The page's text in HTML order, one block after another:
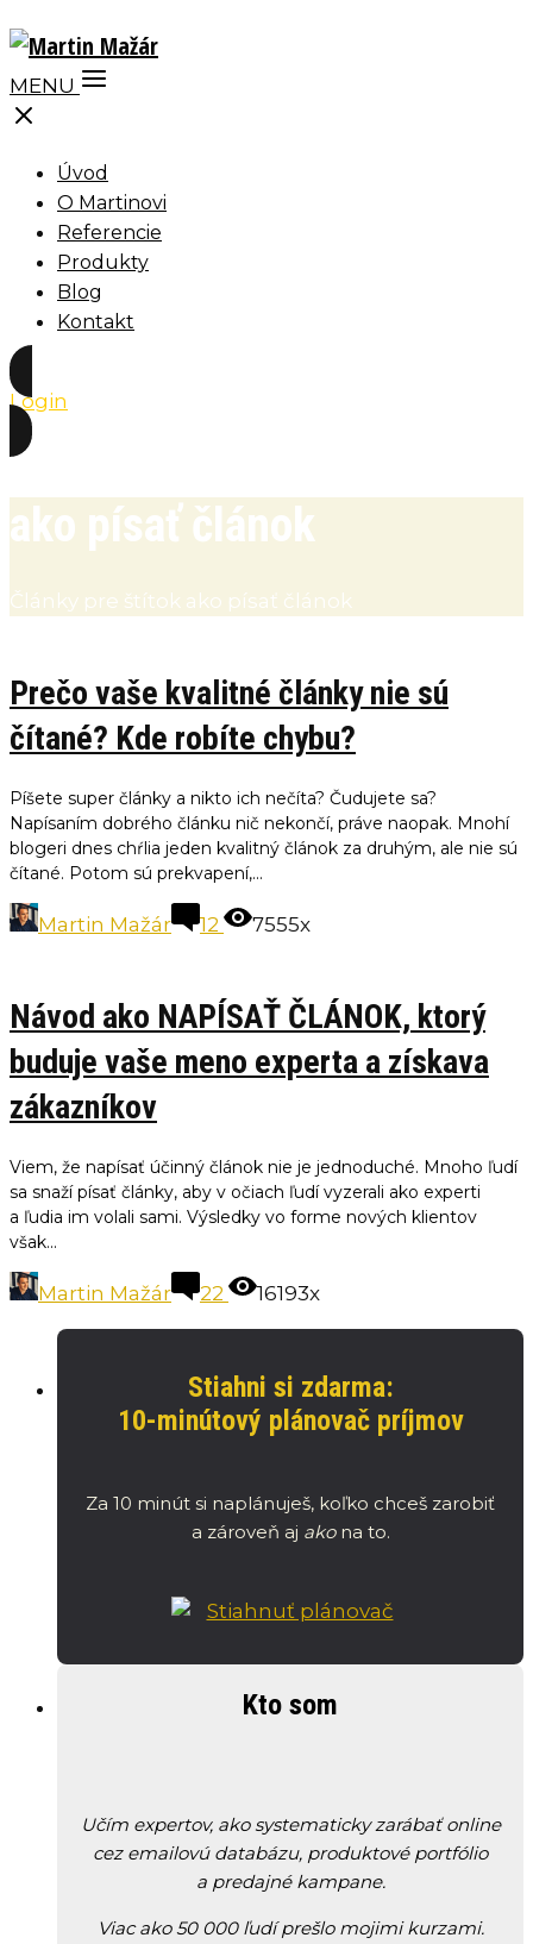
MENU
Úvod
O Martinovi
Referencie
Produkty
Blog
Kontakt
Login
ako písať článok
Články pre štítok ako písať článok
Prečo vaše kvalitné články nie sú
čítané? Kde robíte chybu?
Píšete super články a nikto ich nečíta? Čudujete sa?
Napísaním dobrého článku nič nekončí, práve naopak. Mnohí
blogeri dnes chŕlia jeden kvalitný článok za druhým, ale nie sú
čítané. Potom sú prekvapení,...
Martin Mažár 12 7555x
Návod ako NAPÍSAŤ ČLÁNOK, ktorý
buduje vaše meno experta a získava
zákazníkov
Viem, že napísať účinný článok nie je jednoduché. Mnoho ľudí
sa snaží písať články, aby v očiach ľudí vyzerali ako experti
a ľudia im volali sami. Výsledky vo forme nových klientov
však...
Martin Mažár 22 16193x
Stiahni si zdarma:
10-minútový plánovač príjmov
Za 10 minút si naplánuješ, koľko chceš zarobiť
a zároveň aj ako na to.
Kto som
Učím expertov, ako systematicky zarábať online
cez emailovú databázu, produktové portfólio
a predajné kampane.
Viac ako 50 000 ľudí prešlo mojimi kurzami.